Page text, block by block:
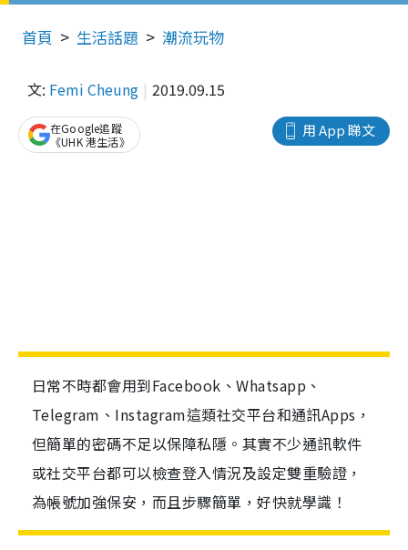
首頁 生活話題 潮流玩物
文: Femi Cheung 2019.09.15
用 App 睇文
在Google追蹤
《UHK 港生活》
日常不時都會用到Facebook、Whatsapp、
Telegram、Instagram這類社交平台和通訊Apps，
但簡單的密碼不足以保障私隱。其實不少通訊軟件
或社交平台都可以檢查登入情況及設定雙重驗證，
為帳號加強保安，而且步驟簡單，好快就學識！